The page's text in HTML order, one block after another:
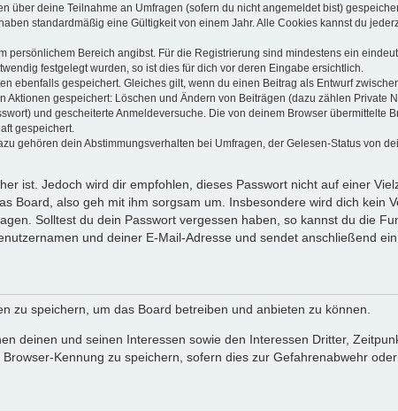
deine Teilnahme an Umfragen (sofern du nicht angemeldet bist)
standardmäßig eine Gültigkeit von einem Jahr. Alle Cookies kannst du
Bereich angibst. Für die Registrierung sind mindestens ein
festgelegt wurden, so ist dies für dich vor deren Eingabe ersichtlich.
ebenfalls gespeichert. Gleiches gilt, wenn du einen Beitrag als Entwurf
gespeichert: Löschen und Ändern von Beiträgen (dazu zählen Private
und gescheiterte Anmeldeversuche. Die von deinem Browser übermittelte
gespeichert.
gehören dein Abstimmungsverhalten bei Umfragen, der Gelesen-Status von
ist. Jedoch wird dir empfohlen, dieses Passwort nicht auf einer
Board, also geh mit ihm sorgsam um. Insbesondere wird dich kein
Solltest du dein Passwort vergessen haben, so kannst du die
und deiner E-Mail-Adresse und sendet anschließend
zu speichern, um das Board betreiben und anbieten zu können.
deinen und seinen Interessen sowie den Interessen Dritter,
Kennung zu speichern, sofern dies zur Gefahrenabwehr